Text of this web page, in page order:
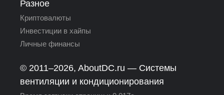
Разное
Криптовалюты
Инвестиции в хайпы
Личные финансы
© 2011–2026, AboutDC.ru — Системы
вентиляции и кондиционирования